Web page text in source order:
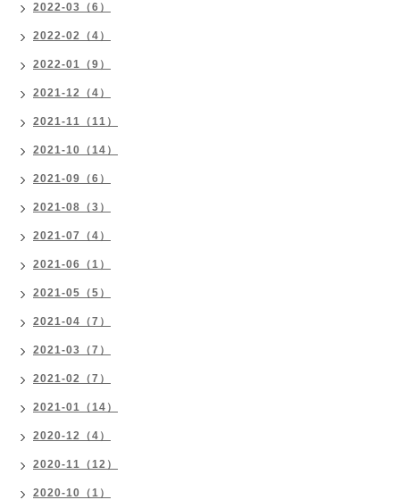
2022-03（6）
2022-02（4）
2022-01（9）
2021-12（4）
2021-11（11）
2021-10（14）
2021-09（6）
2021-08（3）
2021-07（4）
2021-06（1）
2021-05（5）
2021-04（7）
2021-03（7）
2021-02（7）
2021-01（14）
2020-12（4）
2020-11（12）
2020-10（1）